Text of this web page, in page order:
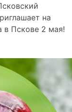
на
в Пскове 2 мая!